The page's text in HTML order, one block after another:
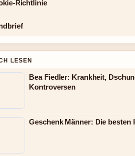
Richtlinie
LESEN
Bea Fiedler: Krankheit,
Kontroversen
Geschenk Männer: Die besten